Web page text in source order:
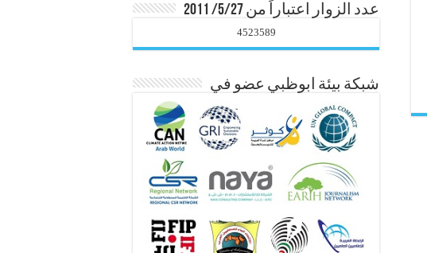
عدد الزوار اعتباراً من 5/27/ 2011
4523589
شبكة بيئة ابوظبي عضو في